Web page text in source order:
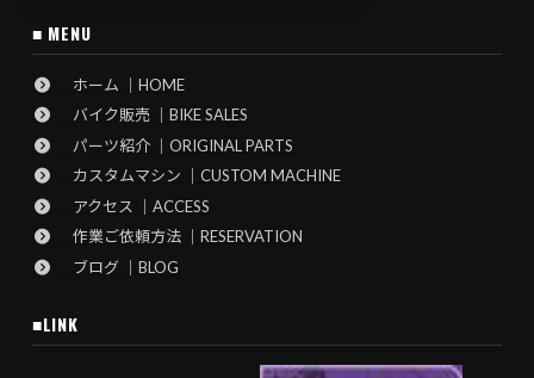
■ MENU
ホーム ｜HOME
バイク販売 ｜BIKE SALES
パーツ紹介 ｜ORIGINAL PARTS
カスタムマシン ｜CUSTOM MACHINE
アクセス ｜ACCESS
作業ご依頼方法 ｜RESERVATION
ブログ ｜BLOG
■LINK